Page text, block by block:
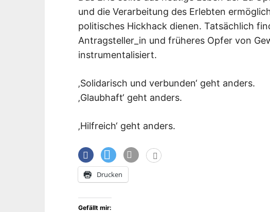
und die Verarbeitung des Erlebten
politisches Hickhack dienen. Tatsächlich
Antragsteller_in und früheres Opfer von
instrumentalisiert.
‚Solidarisch und verbunden‘ geht anders.
‚Glaubhaft‘ geht anders.
‚Hilfreich‘ geht anders.
Drucken
Gefällt mir: